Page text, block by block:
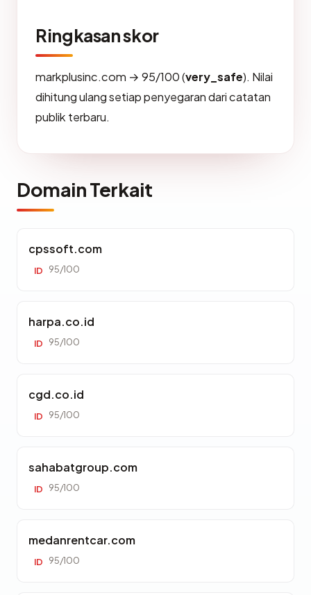
Ringkasan skor
markplusinc.com → 95/100 (very_safe). Nilai
dihitung ulang setiap penyegaran dari catatan
publik terbaru.
Domain Terkait
cpssoft.com
ID 95/100
harpa.co.id
ID 95/100
cgd.co.id
ID 95/100
sahabatgroup.com
ID 95/100
medanrentcar.com
ID 95/100